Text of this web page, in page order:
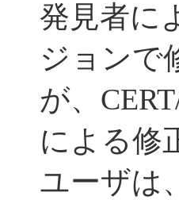
発見者に
ジョンで
が、
による修
ユーザは